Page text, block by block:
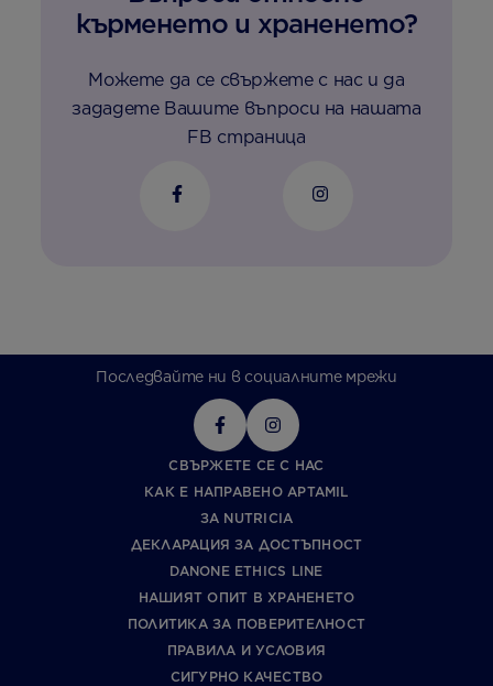
кърменето и храненето?
Можете да се свържете с нас и да
зададете Вашите въпроси на нашата
FB страница
Последвайте ни в социалните мрежи
СВЪРЖЕТЕ СЕ С НАС
КАК Е НАПРАВЕНО APTAMIL
ЗА NUTRICIA
ДЕКЛАРАЦИЯ ЗА ДОСТЪПНОСТ
DANONE ETHICS LINE
НАШИЯТ ОПИТ В ХРАНЕНЕТО
ПОЛИТИКА ЗА ПОВЕРИТЕЛНОСТ
ПРАВИЛА И УСЛОВИЯ
СИГУРНО КАЧЕСТВО